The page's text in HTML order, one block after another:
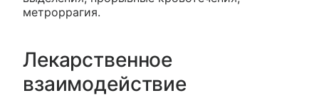
метроррагия.
Лекарственное
взаимодействие